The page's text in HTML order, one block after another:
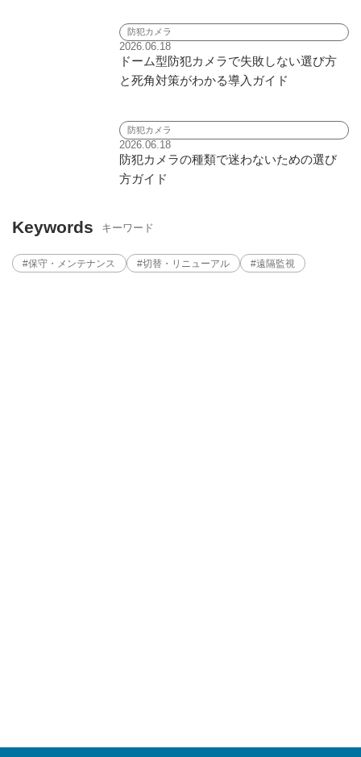
防犯カメラ
2026.06.18
ドーム型防犯カメラで失敗しない選び方
と死角対策がわかる導入ガイド
防犯カメラ
2026.06.18
防犯カメラの種類で迷わないための選び
方ガイド
Keywords キーワード
#保守・メンテナンス #切替・リニューアル #遠隔監視